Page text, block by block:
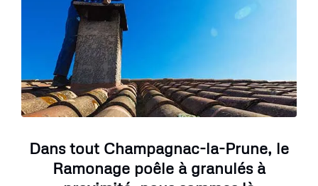
Dans tout Champagnac-la-Prune, le
Ramonage poêle à granulés à